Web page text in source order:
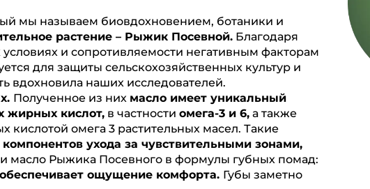
мы называем биовдохновением, ботаники и
растение – Рыжик Посевной. Благодаря
и сопротивляемости негативным факторам
для защиты сельскохозяйственных культур и
вдохновила наших исследователей.
Полученное из них масло имеет уникальный
жирных кислот, в частности омега-3 и 6, а также
кислотой омега 3 растительных масел. Такие
ухода за чувствительными зонами,
масло Рыжика Посевного в формулы губных помад:
обеспечивает ощущение комфорта. Губы заметно